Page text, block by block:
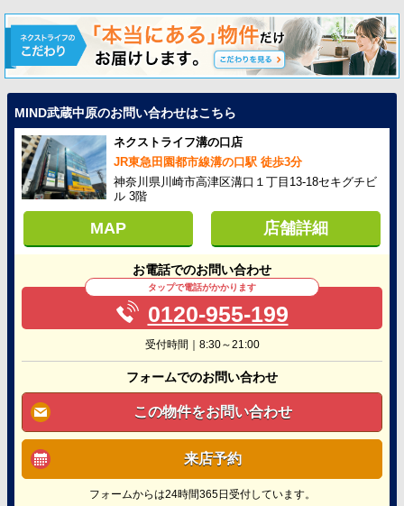
MIND武蔵中原のお問い合わせはこちら
ネクストライフ溝の口店
JR東急田園都市線溝の口駅 徒歩3分
神奈川県川崎市高津区溝口１丁目13-18セキグチビ
ル 3階
MAP 店舗詳細
お電話でのお問い合わせ
タップで電話がかかります
0120-955-199
受付時間｜8:30～21:00
フォームでのお問い合わせ
この物件をお問い合わせ
来店予約
フォームからは24時間365日受付しています。